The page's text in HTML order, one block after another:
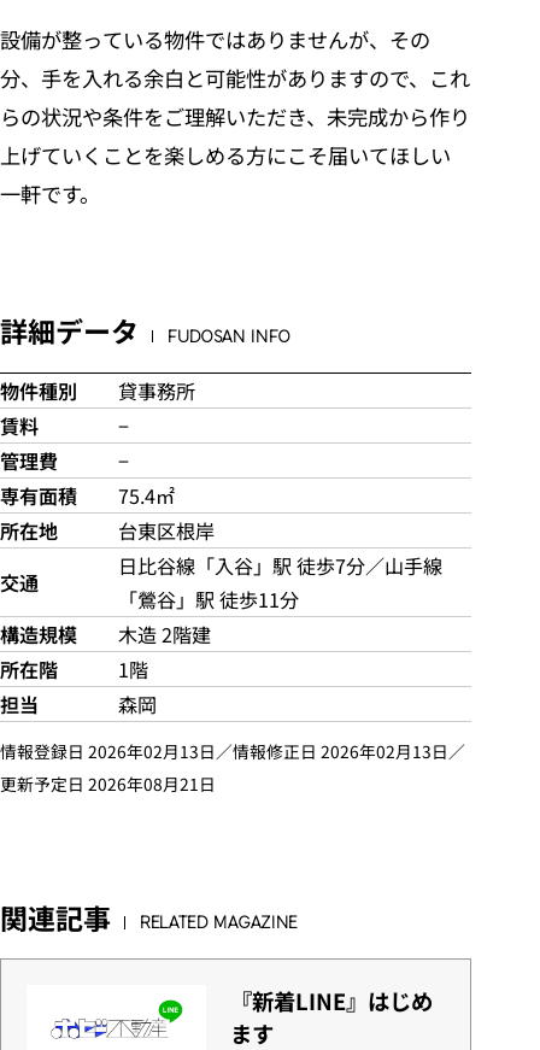
設備が整っている物件ではありませんが、その
分、手を入れる余白と可能性がありますので、これ
らの状況や条件をご理解いただき、未完成から作り
上げていくことを楽しめる方にこそ届いてほしい
一軒です。
詳細データ FUDOSAN INFO
物件種別
貸事務所
賃料
−
管理費
−
専有面積
75.4㎡
所在地
台東区根岸
交通
日比谷線「入谷」駅 徒歩7分／山手線
「鶯谷」駅 徒歩11分
構造規模
木造 2階建
所在階
1階
担当
森岡
情報登録日 2026年02月13日／情報修正日 2026年02月13日／
更新予定日 2026年08月21日
関連記事 RELATED MAGAZINE
『新着LINE』はじめ
ます